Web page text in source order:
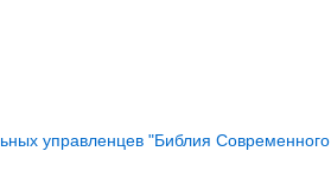
управленцев "Библия Современного